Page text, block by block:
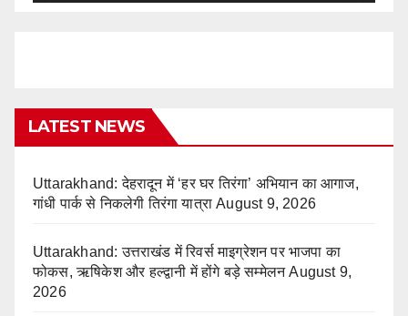
LATEST NEWS
Uttarakhand: देहरादून में ‘हर घर तिरंगा’ अभियान का आगाज,
गांधी पार्क से निकलेगी तिरंगा यात्रा August 9, 2026
Uttarakhand: उत्तराखंड में रिवर्स माइग्रेशन पर भाजपा का
फोकस, ऋषिकेश और हल्द्वानी में होंगे बड़े सम्मेलन August 9,
2026